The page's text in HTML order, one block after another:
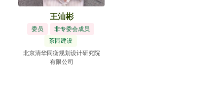
王汕彬
委员
非专委会成员
茶园建设
北京清华同衡规划设计研究院
有限公司